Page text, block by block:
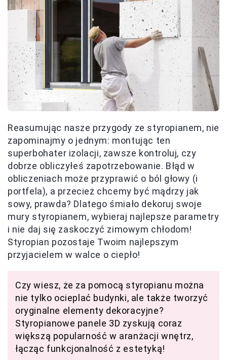
Reasumując nasze przygody ze styropianem, nie
zapominajmy o jednym: montując ten
superbohater izolacji, zawsze kontroluj, czy
dobrze obliczyłeś zapotrzebowanie. Błąd w
obliczeniach może przyprawić o ból głowy (i
portfela), a przecież chcemy być mądrzy jak
sowy, prawda? Dlatego śmiało dekoruj swoje
mury styropianem, wybieraj najlepsze parametry
i nie daj się zaskoczyć zimowym chłodom!
Styropian pozostaje Twoim najlepszym
przyjacielem w walce o ciepło!
Czy wiesz, że za pomocą styropianu można
nie tylko ocieplać budynki, ale także tworzyć
oryginalne elementy dekoracyjne?
Styropianowe panele 3D zyskują coraz
większą popularność w aranżacji wnętrz,
łącząc funkcjonalność z estetyką!